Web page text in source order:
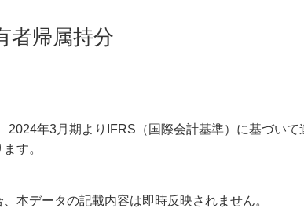
者帰属持分
2024年3月期よりIFRS（国際会計基準）に基づい
す。
本データの記載内容は即時反映されません。